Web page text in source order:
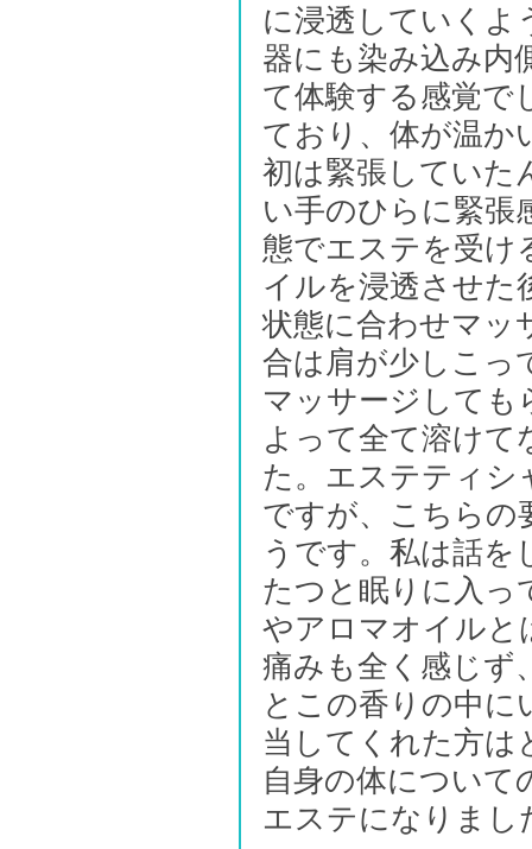
に浸透していくよ
器にも染み込み内
て体験する感覚で
ており、体が温か
初は緊張していた
い手のひらに緊張
態でエステを受け
イルを浸透させた
状態に合わせマッ
合は肩が少しこっ
マッサージしても
よって全て溶けて
た。エステティシ
ですが、こちらの
うです。私は話を
たつと眠りに入っ
やアロマオイルと
痛みも全く感じず
とこの香りの中に
当してくれた方は
自身の体について
エステになりまし